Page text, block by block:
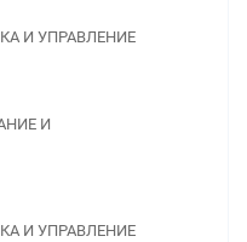
И УПРАВЛЕНИЕ
И
И УПРАВЛЕНИЕ